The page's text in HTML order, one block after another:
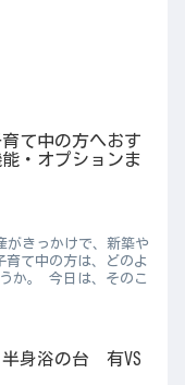
育て中の方へおす
・オプションま
がきっかけで、新築や
育て中の方は、どのよ
か。 今日は、そのこ
身浴の台 有VS